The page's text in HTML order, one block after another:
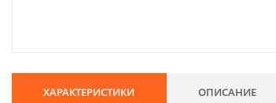
ХАРАКТЕРИСТИКИ ОПИСАНИЕ